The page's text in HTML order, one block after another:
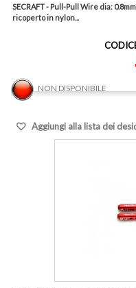
SECRAFT - Pull-Pull Wire dia:
ricoperto in nylon...
NON DISPONIBILE
Aggiungi alla lista dei